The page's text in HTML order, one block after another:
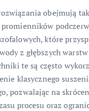
obejmują
które
z głębszych
te są często
klasycznego
pozwalając na
procesu oraz